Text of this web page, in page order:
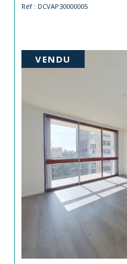
Réf : DCVAP30000005
VENDU